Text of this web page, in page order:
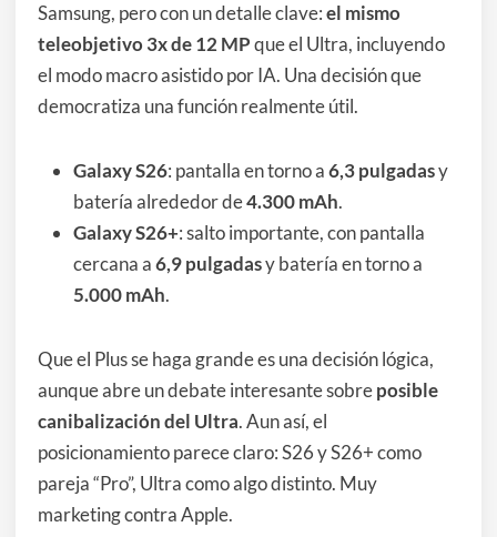
Samsung, pero con un detalle clave:el mismo
teleobjetivo 3x de 12 MPque el Ultra, incluyendo
el modo macro asistido por IA. Una decisión que
democratiza una función realmente útil.
Galaxy S26: pantalla en torno a6,3 pulgadasy
batería alrededor de4.300 mAh.
Galaxy S26+: salto importante, con pantalla
cercana a6,9 pulgadasy batería en torno a
5.000 mAh.
Que el Plus se haga grande es una decisión lógica,
aunque abre un debate interesante sobreposible
canibalización del Ultra. Aun así, el
posicionamiento parece claro: S26 y S26+ como
pareja “Pro”, Ultra como algo distinto. Muy
marketing contra Apple.